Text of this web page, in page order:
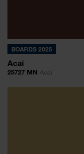
BOARDS 2025
Acai
25727 MN Acai